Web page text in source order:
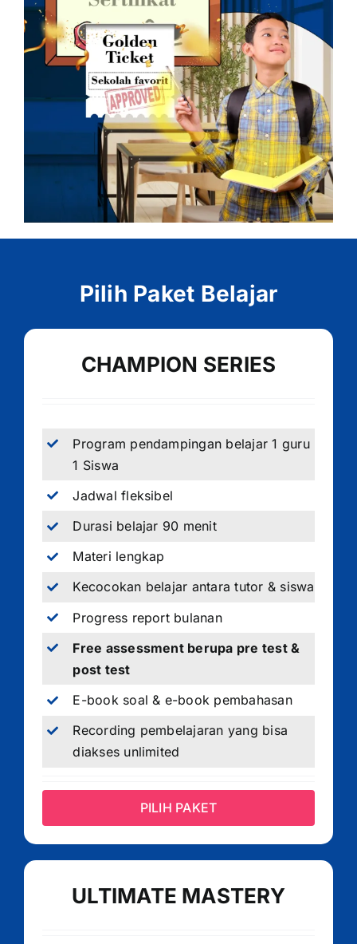
Pilih Paket Belajar
CHAMPION SERIES
Program pendampingan belajar 1 guru
1 Siswa
Jadwal fleksibel
Durasi belajar 90 menit
Materi lengkap
Kecocokan belajar antara tutor & siswa
Progress report bulanan
Free assessment berupa pre test &
post test
E-book soal & e-book pembahasan
Recording pembelajaran yang bisa
diakses unlimited
PILIH PAKET
ULTIMATE MASTERY